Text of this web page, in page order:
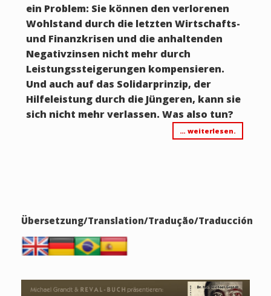
ein Problem: Sie können den verlorenen
Wohlstand durch die letzten Wirtschafts-
und Finanzkrisen und die anhaltenden
Negativzinsen nicht mehr durch
Leistungssteigerungen kompensieren.
Und auch auf das Solidarprinzip, der
Hilfeleistung durch die Jüngeren, kann sie
sich nicht mehr verlassen. Was also tun?
… weiterlesen.
Übersetzung/Translation/Tradução/Traducción